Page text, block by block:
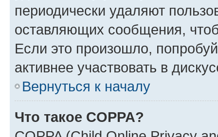
периодически удаляют
оставляющих сообщения,
Если это произошло,
активнее участвовать в
Вернуться к началу
Что такое COPPA?